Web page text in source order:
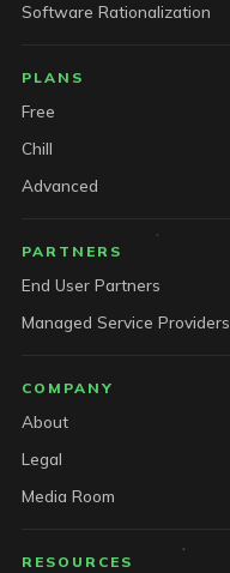
Software Rationalization
PLANS
Free
Chill
Advanced
PARTNERS
End User Partners
Managed Service Providers
COMPANY
About
Legal
Media Room
RESOURCES